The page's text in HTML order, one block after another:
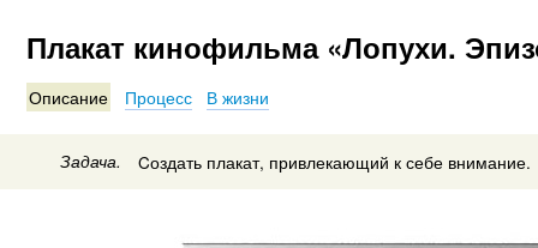
Плакат кинофильма «Лопухи.
Описание Процесс В жизни
Задача. Cоздать плакат, привлекающий к себе внимание.